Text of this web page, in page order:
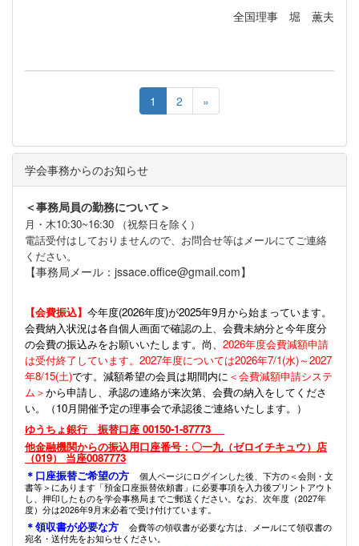
全国理事 堀 薫夫
1 2 »
学会事務からのお知らせ
＜事務局員の勤務について＞
月・木10:30~16:30 （祝祭日を除く）
電話受付はしておりませんので、お問合せ等はメールにてご連絡
ください。
【事務局メール：jssace.office@gmail.com】
【会費振込】 今年度(2026年度)が2025年9月から始まっています。
会費納入状況は各自個人画面で確認の上、会費未納分と今年度分
の会費の振込みをお願いいたします。尚、 2026年度会費減額申請
は受付終了しています。2027年度については2026年7/1(水)～2027
年8/15(土)です。減額希望の会員は期間内に ＜会費減額申請システ
ム＞から申請し、承認の連絡が来次第、会費の納入をしてくださ
い。（10月開催予定の理事会で承認後ご連絡いたします。）
ゆうちょ銀行 振替口座 00150-1-87773
他金融機関からの振込用口座番号：〇一九（ゼロイチキュウ）店
（019） 当座0087773
＊口座振替ご希望の方
個人ページにログインした後、下方の＜会則・文
書等＞にあります「預金口座振替依頼書」に必要事項を入力後プリントアウト
し、押印したものを学会事務局までご郵送ください。なお、次年度（2027年
度）分は2026年9月末必着で受け付けています。
＊領収書が必要な方
会費等の領収書が必要な方は、メールにて領収書の
宛名・送付先をお知らせください。